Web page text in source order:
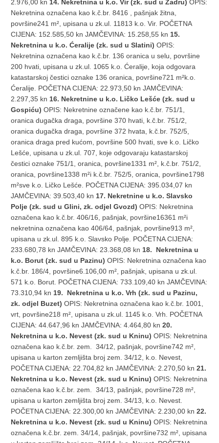
2.976,00 kn 14. Nekretnina u k.o. Vir (zk. sud u Zadru) OPIS:
Nekretnina označena kao k.č.br. 8416 , pašnjak žitna,
površine241 m², upisana u zk.ul. 11813 k.o. Vir. POČETNA
CIJENA: 152.585,50 kn JAMČEVINA: 15.258,55 kn 15.
Nekretnina u k.o. Ćeralije (zk. sud u Slatini) OPIS:
Nekretnina označena kao k.č.br. 136 oranica u selu, površine
200 hvati, upisana u zk.ul. 1065 k.o. Ćeralije, koja odgovara
katastarskoj čestici oznake 136 oranica, površine721 m²k.o.
Ćeralije. POČETNA CIJENA: 22.973,50 kn JAMČEVINA:
2.297,35 kn 16. Nekretnine u k.o. Ličko Lešće (zk. sud u
Gospiću) OPIS: Nekretnine označene kao k.č.br. 751/1,
oranica dugačka draga, površine 370 hvati, k.č.br. 751/2,
oranica dugačka draga, površine 372 hvata, k.č.br. 752/5,
oranica draga pred kućom, površine 500 hvati, sve k.o. Ličko
Lešće, upisana u zk.ul. 707, koje odgovaraju katastarskoj
čestici oznake 751/1, oranica, površine1331 m², k.č.br. 751/2,
oranica, površine1338 m²i k.č.br. 752/5, oranica, površine1798
m²sve k.o. Ličko Lešće. POČETNA CIJENA: 395.034,07 kn
JAMČEVINA: 39.503,40 kn 17. Nekretnine u k.o. Slavsko
Polje (zk. sud u Glini, zk. odjel Gvozd) OPIS: Nekretnina
označena kao k.č.br. 406/16, pašnjak, površine16361 m²i
nekretnina označena kao 406/64, pašnjak, površine913 m²,
upisana u zk.ul. 895 k.o. Slavsko Polje. POČETNA CIJENA:
233.680,78 kn JAMČEVINA: 23.368,08 kn 18. Nekretnina u
k.o. Borut (zk. sud u Pazinu) OPIS: Nekretnina označena kao
k.č.br. 186/4, površine6.106,00 m², pašnjak, upisana u zk.ul.
571 k.o. Borut. POČETNA CIJENA: 733.109,40 kn JAMČEVINA:
73.310,94 kn 19. Nekretnina u k.o. Vrh (zk. sud u Pazinu,
zk. odjel Buzet) OPIS: Nekretnina označena kao k.č.br. 1001,
vrt, površine218 m², upisana u zk.ul. 1145 k.o. Vrh. POČETNA
CIJENA: 44.647,96 kn JAMČEVINA: 4.464,80 kn20.
Nekretnina u k.o. Nevest (zk. sud u Kninu) OPIS: Nekretnina
označena kao k.č.br. zem. 34/12, pašnjak, površine742 m²,
upisana u karton zemljišta broj zem. 34/12, k.o. Nevest,
POČETNA CIJENA: 22.704,82 kn JAMČEVINA: 2.270,50 kn21.
Nekretnina u k.o. Nevest (zk. sud u Kninu) OPIS: Nekretnina
označena kao k.č.br. zem. 34/13, pašnjak, površine728 m²,
upisana u karton zemljišta broj zem. 34/13, k.o. Nevest.
POČETNA CIJENA: 22.300,00 kn JAMČEVINA: 2.230,00 kn22.
Nekretnina u k.o. Nevest (zk. sud u Kninu) OPIS: Nekretnina
označena k.č.br. zem. 34/14, pašnjak, površine732 m², upisana